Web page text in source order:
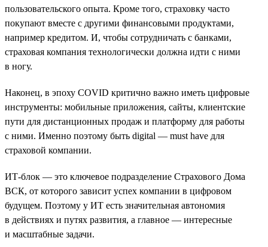
пользовательского опыта. Кроме того, страховку часто
покупают вместе с другими финансовыми продуктами,
например кредитом. И, чтобы сотрудничать с банками,
страховая компания технологически должна идти с ними
в ногу.
Наконец, в эпоху COVID критично важно иметь цифровые
инструменты: мобильные приложения, сайты, клиентские
пути для дистанционных продаж и платформу для работы
с ними. Именно поэтому быть digital — must have для
страховой компании.
ИТ-блок — это ключевое подразделение Страхового Дома
ВСК, от которого зависит успех компании в цифровом
будущем. Поэтому у ИТ есть значительная автономия
в действиях и путях развития, а главное — интересные
и масштабные задачи.